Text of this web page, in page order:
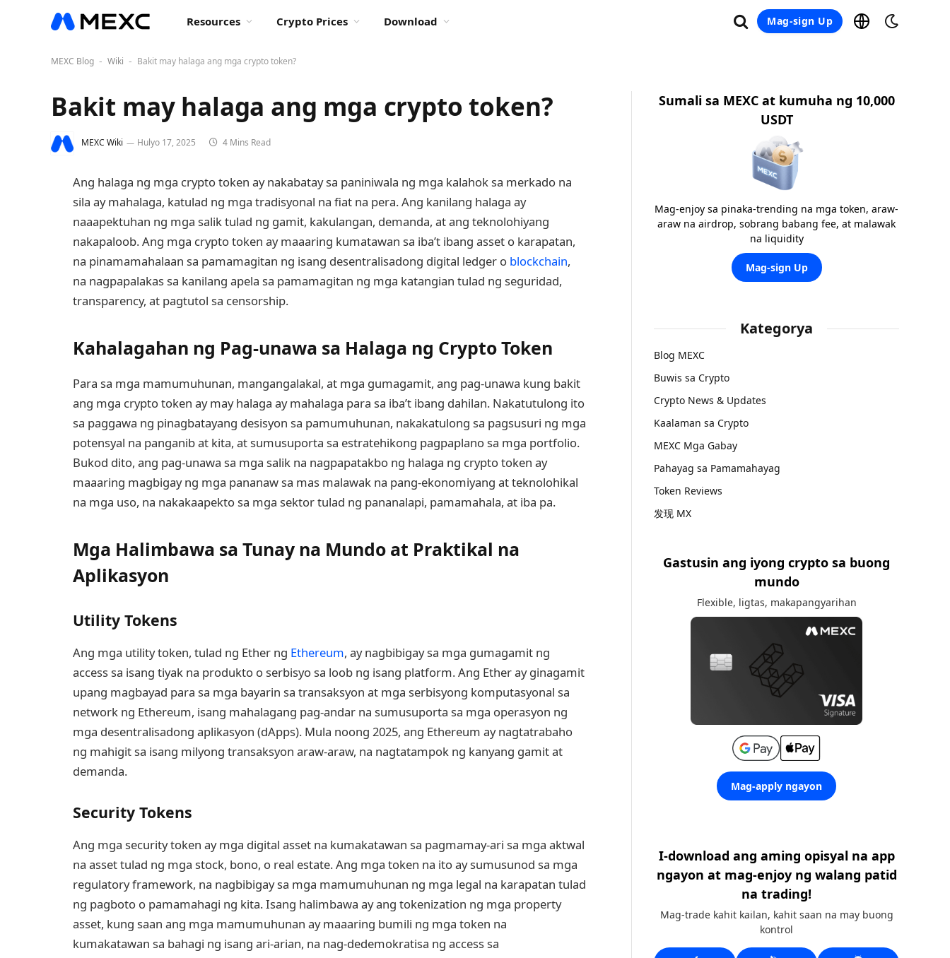
Resources Crypto Prices Download Mag-sign Up
MEXC Blog - Wiki - Bakit may halaga ang mga crypto token?
Bakit may halaga ang mga crypto token?
MEXC Wiki Hulyo 17, 2025 4 Mins Read
Ang halaga ng mga crypto token ay nakabatay sa paniniwala ng mga kalahok sa merkado na
sila ay mahalaga, katulad ng mga tradisyonal na fiat na pera. Ang kanilang halaga ay
naaapektuhan ng mga salik tulad ng gamit, kakulangan, demanda, at ang teknolohiyang
nakapaloob. Ang mga crypto token ay maaaring kumatawan sa iba’t ibang asset o karapatan,
na pinamamahalaan sa pamamagitan ng isang desentralisadong digital ledger o blockchain,
na nagpapalakas sa kanilang apela sa pamamagitan ng mga katangian tulad ng seguridad,
transparency, at pagtutol sa censorship.
Kahalagahan ng Pag-unawa sa Halaga ng Crypto Token
Para sa mga mamumuhunan, mangangalakal, at mga gumagamit, ang pag-unawa kung bakit
ang mga crypto token ay may halaga ay mahalaga para sa iba’t ibang dahilan. Nakatutulong ito
sa paggawa ng pinagbatayang desisyon sa pamumuhunan, nakakatulong sa pagsusuri ng mga
potensyal na panganib at kita, at sumusuporta sa estratehikong pagpaplano sa mga portfolio.
Bukod dito, ang pag-unawa sa mga salik na nagpapatakbo ng halaga ng crypto token ay
maaaring magbigay ng mga pananaw sa mas malawak na pang-ekonomiyang at teknolohikal
na mga uso, na nakakaapekto sa mga sektor tulad ng pananalapi, pamamahala, at iba pa.
Mga Halimbawa sa Tunay na Mundo at Praktikal na
Aplikasyon
Utility Tokens
Ang mga utility token, tulad ng Ether ng Ethereum, ay nagbibigay sa mga gumagamit ng
access sa isang tiyak na produkto o serbisyo sa loob ng isang platform. Ang Ether ay ginagamit
upang magbayad para sa mga bayarin sa transaksyon at mga serbisyong komputasyonal sa
network ng Ethereum, isang mahalagang pag-andar na sumusuporta sa mga operasyon ng
mga desentralisadong aplikasyon (dApps). Mula noong 2025, ang Ethereum ay nagtatrabaho
ng mahigit sa isang milyong transaksyon araw-araw, na nagtatampok ng kanyang gamit at
demanda.
Security Tokens
Ang mga security token ay mga digital asset na kumakatawan sa pagmamay-ari sa mga aktwal
na asset tulad ng mga stock, bono, o real estate. Ang mga token na ito ay sumusunod sa mga
regulatory framework, na nagbibigay sa mga mamumuhunan ng mga legal na karapatan tulad
ng pagboto o pamamahagi ng kita. Isang halimbawa ay ang tokenization ng mga property
asset, kung saan ang mga mamumuhunan ay maaaring bumili ng mga token na
kumakatawan sa bahagi ng isang ari-arian, na nag-dedemokratisa ng access sa
Sumali sa MEXC at kumuha ng 10,000
USDT
Mag-enjoy sa pinaka-trending na mga token, araw-
araw na airdrop, sobrang babang fee, at malawak
na liquidity
Mag-sign Up
Kategorya
Blog MEXC
Buwis sa Crypto
Crypto News & Updates
Kaalaman sa Crypto
MEXC Mga Gabay
Pahayag sa Pamamahayag
Token Reviews
发现 MX
Gastusin ang iyong crypto sa buong
mundo
Flexible, ligtas, makapangyarihan
Mag-apply ngayon
I-download ang aming opisyal na app
ngayon at mag-enjoy ng walang patid
na trading!
Mag-trade kahit kailan, kahit saan na may buong
kontrol